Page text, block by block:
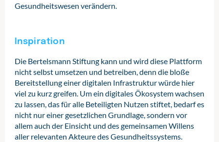
Gesundheitswesen verändern.
Inspiration
Die Bertelsmann Stiftung kann und wird diese Plattform
nicht selbst umsetzen und betreiben, denn die bloße
Bereitstellung einer digitalen Infrastruktur würde hier
viel zu kurz greifen. Um ein digitales Ökosystem wachsen
zu lassen, das für alle Beteiligten Nutzen stiftet, bedarf es
nicht nur einer gesetzlichen Grundlage, sondern vor
allem auch der Einsicht und des gemeinsamen Willens
aller relevanten Akteure des Gesundheitssystems.